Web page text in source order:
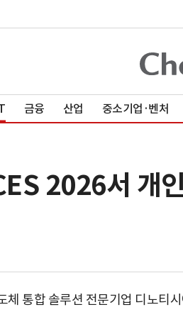
금융 산업 중소기업·벤처
2026서 개
체 통합 솔루션 전문기업 디노티